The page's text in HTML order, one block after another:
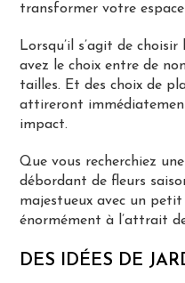
transformer votre espace
Lorsqu’il s’agit de
avez le choix entre de
tailles. Et des choix de
attireront
impact.
Que vous recherchiez
débordant de fleurs
majestueux avec un
énormément à l’attrait
DES IDÉES DE